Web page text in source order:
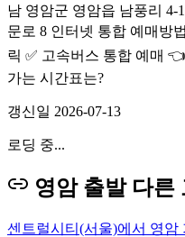
남 영암군 영암읍 남풍리 4-
문로 8 인터넷 통합 예매방
릭 ✅ 고속버스 통합 예매
가는 시간표는?
갱신일 2026-07-13
로딩 중...
영암 출발 다른
센트럴시티(서울)에서 영암